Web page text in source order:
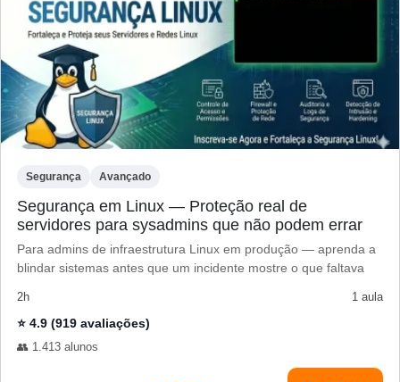
Segurança Avançado
Segurança em Linux — Proteção real de
servidores para sysadmins que não podem errar
Para admins de infraestrutura Linux em produção — aprenda a
blindar sistemas antes que um incidente mostre o que faltava
2h 1 aula
⭐ 4.9 (919 avaliações)
👥 1.413 alunos